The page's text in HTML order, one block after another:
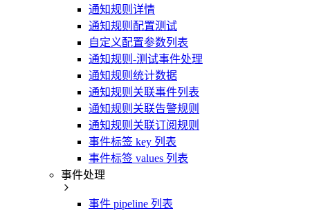
通知规则详情
通知规则配置测试
自定义配置参数列表
通知规则-测试事件处理
通知规则统计数据
通知规则关联事件列表
通知规则关联告警规则
通知规则关联订阅规则
事件标签 key 列表
事件标签 values 列表
事件处理
事件 pipeline 列表